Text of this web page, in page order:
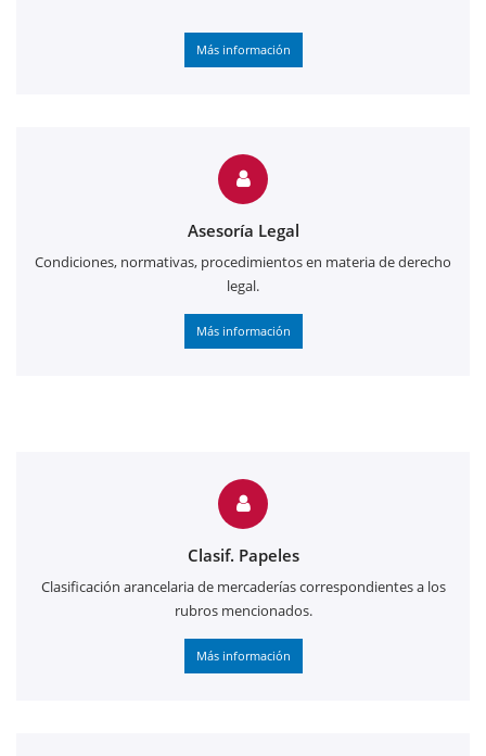
Más información
Asesoría Legal
Condiciones, normativas, procedimientos en materia de derecho
legal.
Más información
Clasif. Papeles
Clasificación arancelaria de mercaderías correspondientes a los
rubros mencionados.
Más información